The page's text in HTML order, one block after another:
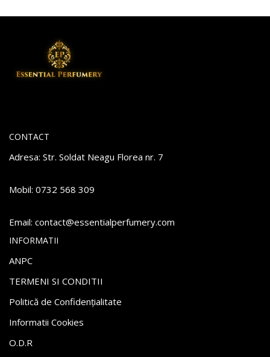
CONTACT
Adresa: Str. Soldat Neagu Florea nr. 7
Mobil: 0732 568 309
Email: moc.y
remuf
repla
itnes
se@tc
atnoc
INFORMATII
ANPC
TERMENI SI CONDITII
Politică de Confidențialitate
Informatii Cookies
O.D.R